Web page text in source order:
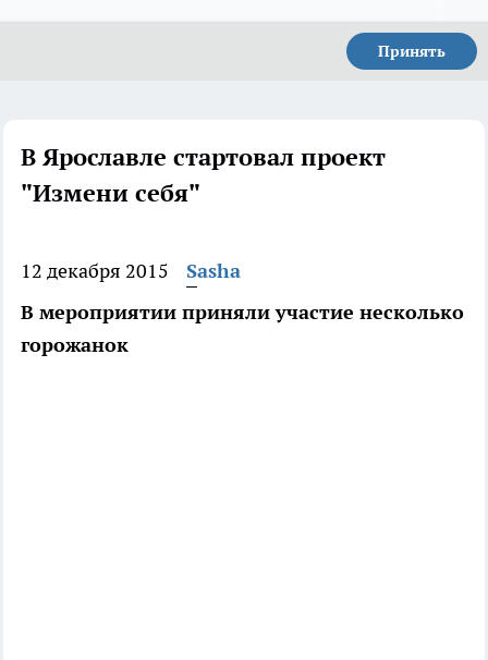
Принять
В Ярославле стартовал проект
"Измени себя"
12 декабря 2015
Sasha
В мероприятии приняли участие несколько
горожанок